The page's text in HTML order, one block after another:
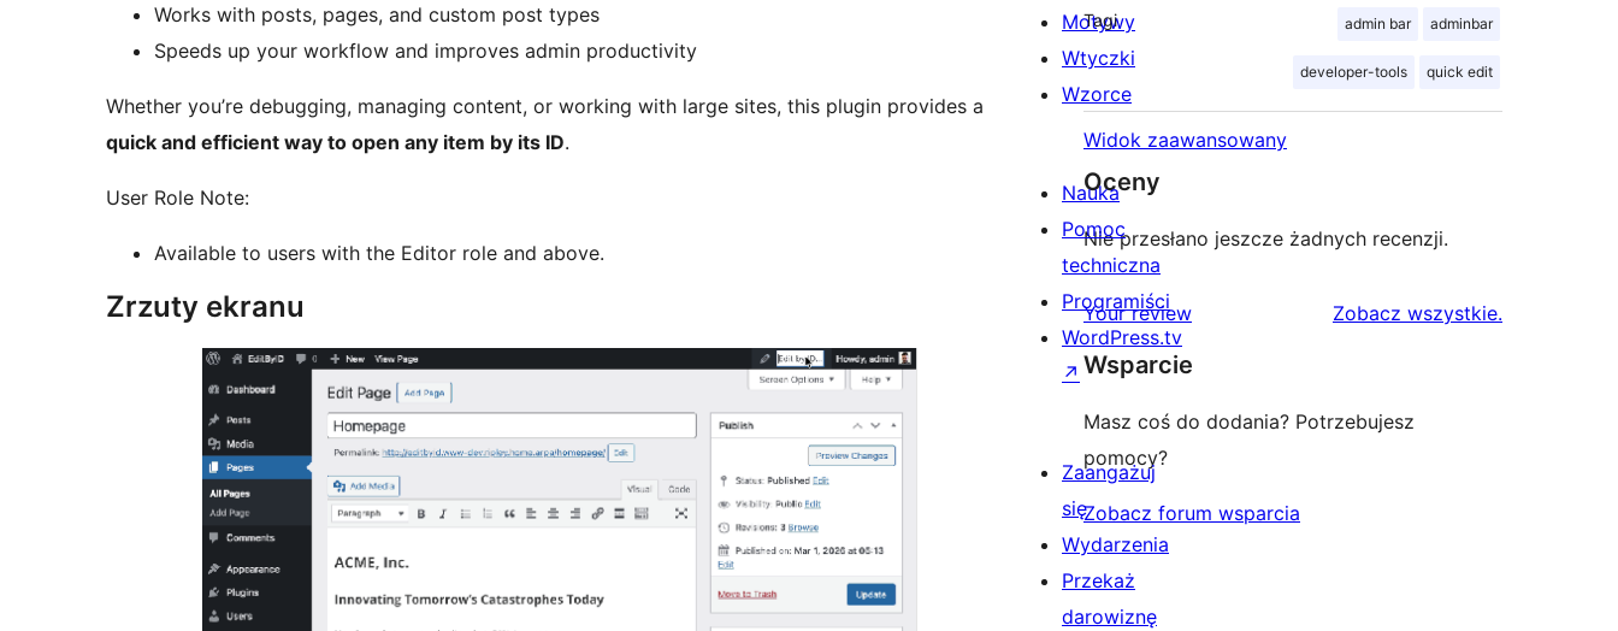
Works with posts, pages, and custom post types
Speeds up your workflow and improves admin productivity
Whether you’re debugging, managing content, or working with large sites, this plugin provides a
quick and efficient way to open any item by its ID.
User Role Note:
Available to users with the Editor role and above.
Zrzuty ekranu
Tagi admin bar adminbar
developer-tools quick edit
Widok zaawansowany
Oceny
Nie przesłano jeszcze żadnych recenzji.
Your review Zobacz wszystkierecenzje
.
Wsparcie
Masz coś do dodania? Potrzebujesz
pomocy?
Zobacz forum wsparcia
Motywy
Wtyczki
Wzorce
Nauka
Pomoc
techniczna
Programiści
WordPress.tv
↗
Zaangażuj
się
Wydarzenia
Przekaż
darowiznę